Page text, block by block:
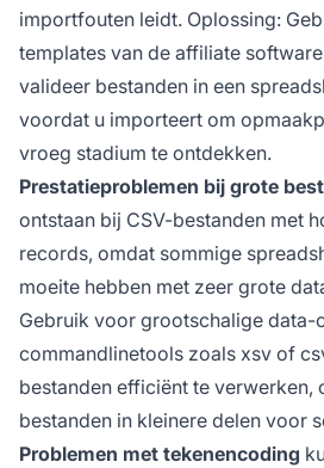
importfouten leidt. Oplossing:
templates van de affiliate
valideer bestanden in een
voordat u importeert om
vroeg stadium te ontdekken.
Prestatieproblemen bij grote
ontstaan bij CSV-bestanden met
records, omdat sommige
moeite hebben met zeer grote
Gebruik voor grootschalige data-
commandlinetools zoals xsv of
bestanden efficiënt te verwerken,
bestanden in kleinere delen voor
Problemen met tekenencoding